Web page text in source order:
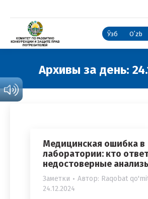
Ўзб Oʻzb
Архивы за день:
Медицинская ошибка в
лаборатории: кто
недостоверные
Заметки Автор: Raqobat
24.12.2024